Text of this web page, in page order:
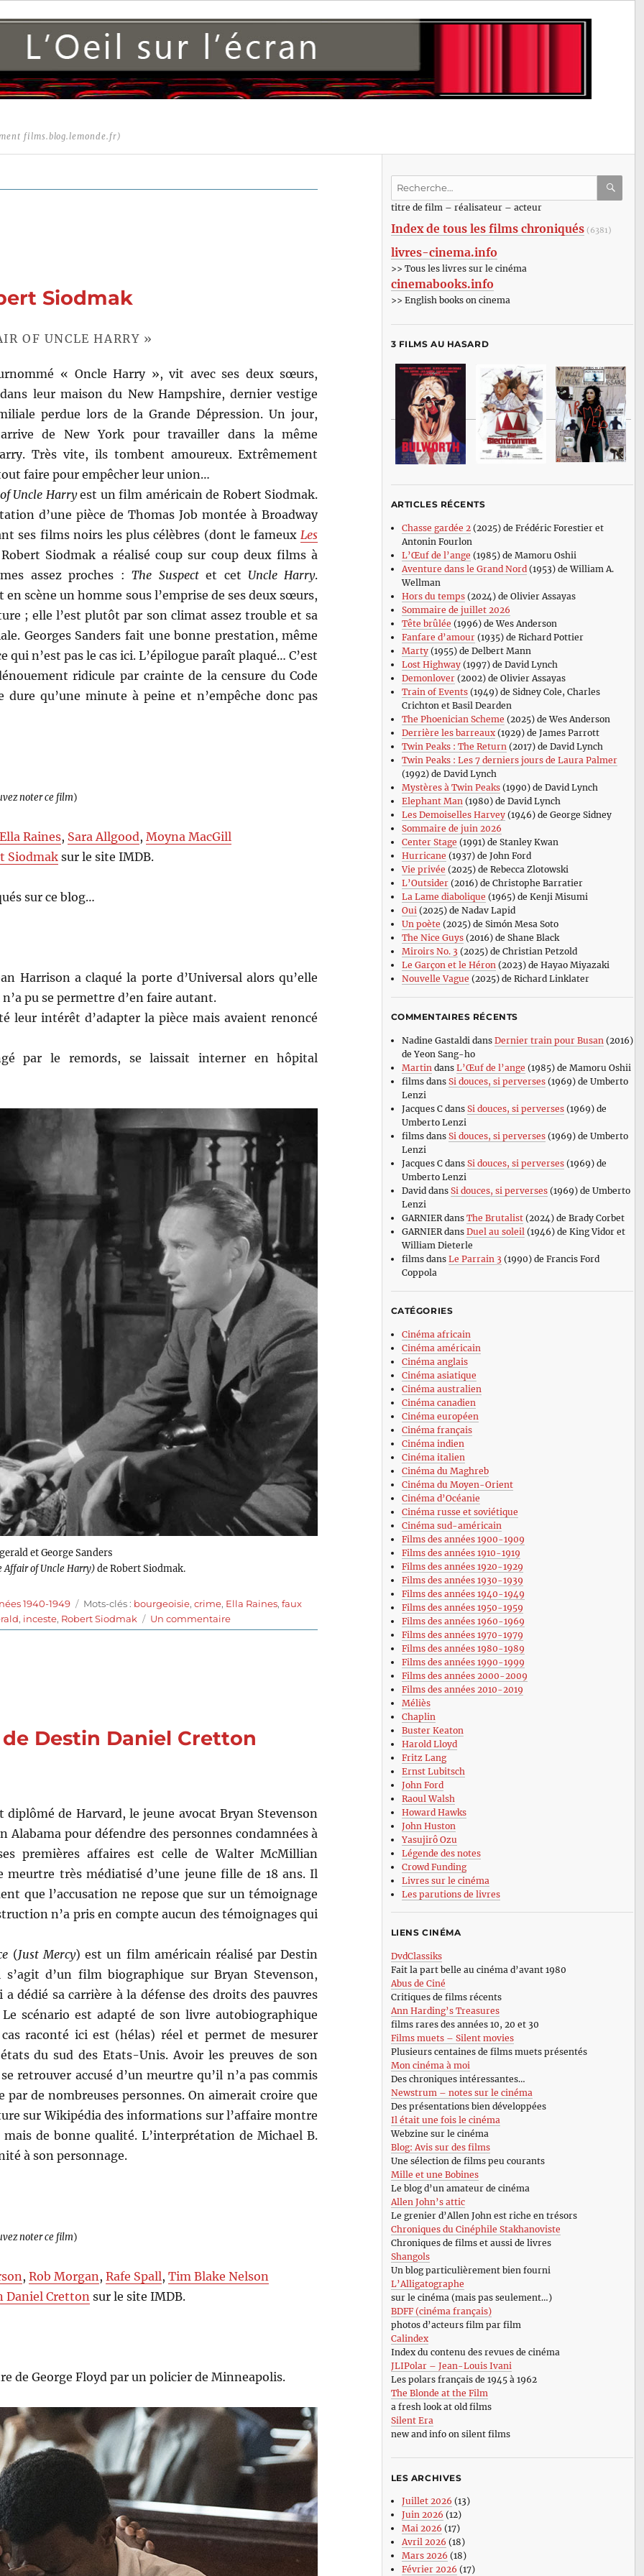
films.blog.lemonde.fr)
Siodmak
OF UNCLE HARRY »
« Oncle Harry », vit avec ses deux sœurs,
leur maison du New Hampshire, dernier vestige
perdue lors de la Grande Dépression. Un jour,
de New York pour travailler dans la même
Très vite, ils tombent amoureux. Extrêmement
faire pour empêcher leur union…
Uncle Harryest un film américain de Robert Siodmak.
d’une pièce de Thomas Job montée à Broadway
ses films noirs les plus célèbres (dont le fameux Les
Siodmak a réalisé coup sur coup deux films à
assez proches :The Suspectet cet Uncle Harry.
scène un homme sous l’emprise de ses deux sœurs,
; elle l’est plutôt par son climat assez trouble et sa
Georges Sanders fait une bonne prestation, même
n’est pas le cas ici. L’épilogue paraît plaqué… C’est
ridicule par crainte de la censure du Code
qu’une minute à peine et n’empêche donc pas
noter ce film)
Ella Raines, Sara Allgood,Moyna MacGill
Siodmaksur le site IMDB.
sur ce blog…
Harrison a claqué la porte d’Universal alors qu’elle
pu se permettre d’en faire autant.
leur intérêt d’adapter la pièce mais avaient renoncé
par le remords, se laissait interner en hôpital
et George Sanders
Affair of Uncle Harry)de Robert Siodmak.
1940-1949 Étiquettes
Mots-clés : bourgeoisie,crime, Ella Raines,faux
, inceste, Robert Siodmak Un commentairesur
L’oncle
Destin Daniel Cretton
diplômé de Harvard, le jeune avocat Bryan Stevenson
Alabama pour défendre des personnes condamnées à
premières affaires est celle de Walter McMillian
meurtre très médiatisé d’une jeune fille de 18 ans. Il
que l’accusation ne repose que sur un témoignage
n’a pris en compte aucun des témoignages qui
(Just Mercy) est un film américain réalisé par Destin
d’un film biographique sur Bryan Stevenson,
dédié sa carrière à la défense des droits des pauvres
scénario est adapté de son livre autobiographique
raconté ici est (hélas) réel et permet de mesurer
du sud des Etats-Unis. Avoir les preuves de son
retrouver accusé d’un meurtre qu’il n’a pas commis
de nombreuses personnes. On aimerait croire que
sur Wikipédia des informations sur l’affaire montre
de bonne qualité. L’interprétation de Michael B.
à son personnage.
noter ce film)
,Rob Morgan ,Rafe Spall,Tim Blake Nelson
Daniel Cretton sur le site IMDB.
de George Floyd par un policier de Minneapolis.
Recherche
:titre de film – réalisateur – acteur
Index de tous les films chroniqués (6381)
livres-cinema.info
>> Tous les livres sur le cinéma
cinemabooks.info
>> English books on cinema
3 FILMS AU HASARD
ARTICLES RÉCENTS
Chasse gardée 2(2025) de Frédéric Forestier et
Antonin Fourlon
L’Œuf de l’ange (1985) de Mamoru Oshii
Aventure dans le Grand Nord(1953) de William A.
Wellman
Hors du temps(2024) de Olivier Assayas
Sommaire de juillet 2026
Tête brûlée (1996) de Wes Anderson
Fanfare d’amour(1935) de Richard Pottier
Marty(1955) de Delbert Mann
Lost Highway(1997) de David Lynch
Demonlover(2002) de Olivier Assayas
Train of Events(1949) de Sidney Cole, Charles
Crichton et Basil Dearden
The Phoenician Scheme (2025) de Wes Anderson
Derrière les barreaux(1929) de James Parrott
Twin Peaks : The Return(2017) de David Lynch
Twin Peaks : Les 7 derniers jours de Laura Palmer
(1992) de David Lynch
Mystères à Twin Peaks(1990) de David Lynch
Elephant Man(1980) de David Lynch
Les Demoiselles Harvey(1946) de George Sidney
Sommaire de juin 2026
Center Stage (1991) de Stanley Kwan
Hurricane (1937) de John Ford
Vie privée (2025) de Rebecca Zlotowski
L’Outsider(2016) de Christophe Barratier
La Lame diabolique (1965) de Kenji Misumi
Oui(2025) de Nadav Lapid
Un poète (2025) de Simón Mesa Soto
The Nice Guys(2016) de Shane Black
Miroirs No. 3 (2025) de Christian Petzold
Le Garçon et le Héron(2023) de Hayao Miyazaki
Nouvelle Vague (2025) de Richard Linklater
COMMENTAIRES RÉCENTS
Nadine Gastaldi dans Dernier train pour Busan (2016)
de Yeon Sang-ho
Martin dans L’Œuf de l’ange (1985) de Mamoru Oshii
filmsdans Si douces, si perverses(1969) de Umberto
Lenzi
Jacques Cdans Si douces, si perverses(1969) de
Umberto Lenzi
filmsdans Si douces, si perverses(1969) de Umberto
Lenzi
Jacques Cdans Si douces, si perverses(1969) de
Umberto Lenzi
David dans Si douces, si perverses(1969) de Umberto
Lenzi
GARNIERdans The Brutalist(2024) de Brady Corbet
GARNIERdans Duel au soleil (1946) de King Vidor et
William Dieterle
filmsdans Le Parrain 3 (1990) de Francis Ford
Coppola
CATÉGORIES
Cinéma africain
Cinéma américain
Cinéma anglais
Cinéma asiatique
Cinéma australien
Cinéma canadien
Cinéma européen
Cinéma français
Cinéma indien
Cinéma italien
Cinéma du Maghreb
Cinéma du Moyen-Orient
Cinéma d’Océanie
Cinéma russe et soviétique
Cinéma sud-américain
Films des années 1900-1909
Films des années 1910-1919
Films des années 1920-1929
Films des années 1930-1939
Films des années 1940-1949
Films des années 1950-1959
Films des années 1960-1969
Films des années 1970-1979
Films des années 1980-1989
Films des années 1990-1999
Films des années 2000-2009
Films des années 2010-2019
Méliès
Chaplin
Buster Keaton
Harold Lloyd
Fritz Lang
Ernst Lubitsch
John Ford
Raoul Walsh
Howard Hawks
John Huston
Yasujirô Ozu
Légende des notes
Crowd Funding
Livres sur le cinéma
Les parutions de livres
LIENS CINÉMA
DvdClassiks
Fait la part belle au cinéma d’avant 1980
Abus de Ciné
Critiques de films récents
Ann Harding’s Treasures
films rares des années 10, 20 et 30
Films muets – Silent movies
Plusieurs centaines de films muets présentés
Mon cinéma à moi
Des chroniques intéressantes…
Newstrum – notes sur le cinéma
Des présentations bien développées
Il était une fois le cinéma
Webzine sur le cinéma
Blog: Avis sur des films
Une sélection de films peu courants
Mille et une Bobines
Le blog d’un amateur de cinéma
Allen John’s attic
Le grenier d’Allen John est riche en trésors
Chroniques du Cinéphile Stakhanoviste
Chroniques de films et aussi de livres
Shangols
Un blog particulièrement bien fourni
L’Alligatographe
sur le cinéma (mais pas seulement…)
BDFF (cinéma français)
photos d’acteurs film par film
Calindex
Index du contenu des revues de cinéma
JLIPolar – Jean-Louis Ivani
Les polars français de 1945 à 1962
The Blonde at the Film
a fresh look at old films
Silent Era
new and info on silent films
LES ARCHIVES
Juillet 2026 (13)
Juin 2026 (12)
Mai 2026 (17)
Avril 2026 (18)
Mars 2026 (18)
Février 2026 (17)